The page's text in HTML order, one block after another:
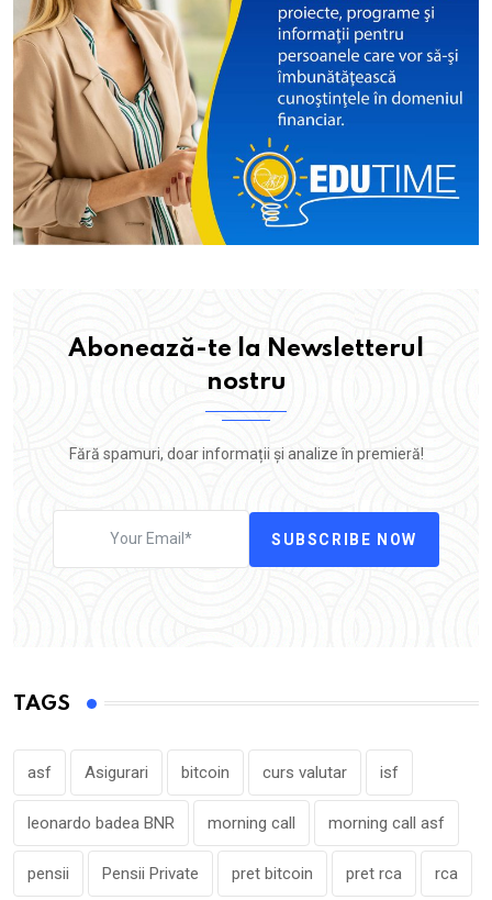
Abonează-te la Newsletterul
nostru
Fără spamuri, doar informații și analize în premieră!
SUBSCRIBE NOW
TAGS
asf Asigurari bitcoin curs valutar isf
leonardo badea BNR morning call morning call asf
pensii Pensii Private pret bitcoin pret rca rca